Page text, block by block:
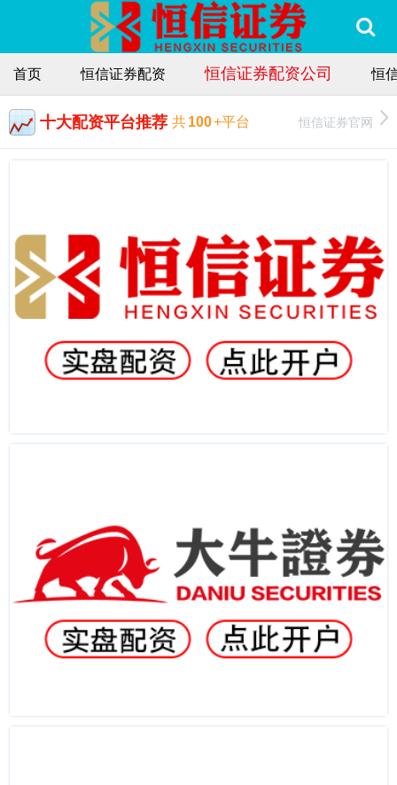
首页 恒信证券配资 恒信证券配资公司 恒
十大配资平台推荐 共100+平台 恒信证券官网